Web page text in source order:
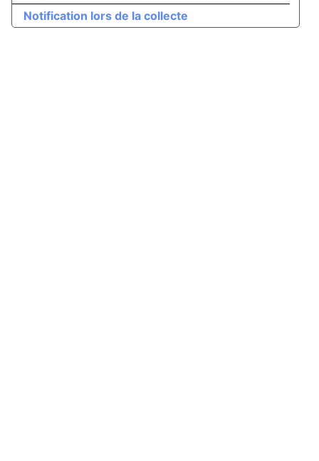
Notification lors de la collecte